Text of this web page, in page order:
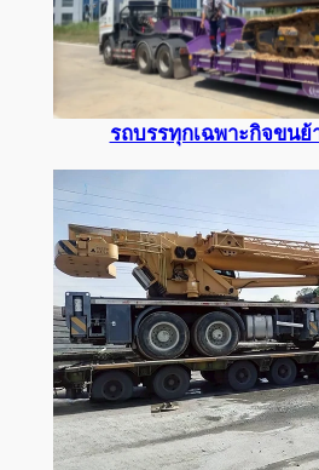
รถบรรทุกเฉพาะกิจขน